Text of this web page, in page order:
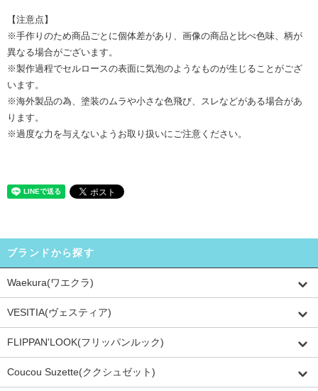
【注意点】
※手作りのため商品ごとに個体差があり、画像の商品と比べ色味、柄が
異なる場合がございます。
※製作過程でセルロースの表面に気泡のようなものが生じることがござ
います。
※海外製品の為、塗装のムラや小さな色飛び、スレなどがある場合があ
ります。
※過度な力を与えないようお取り扱いにご注意ください。
ブランドから探す
Waekura(ワエクラ)
VESITIA(ヴェスティア)
FLIPPAN'LOOK(フリッパンルック)
Coucou Suzette(ククシュゼット)